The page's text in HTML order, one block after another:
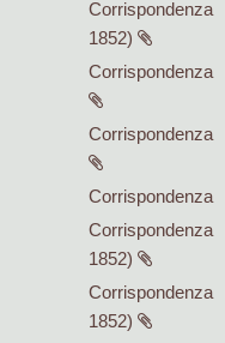
Corrispondenza
1852)
Corrispondenza
Corrispondenza
Corrispondenza
Corrispondenza
1852)
Corrispondenza
1852)